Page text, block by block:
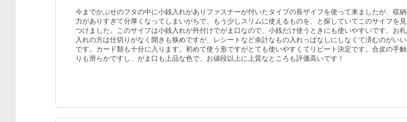
今までかぶせのフタの中に小銭入れがありファスナーが付いたタイプの長ザイフを使って来ましたが、収納
力がありすぎて分厚くなってしまいがちで、もう少しスリムに使えるものを、と探していてこのサイフを見
つけました。このサイフは小銭入れが外付けでがま口なので、小銭だけ使うときにも使いやすいです。お札
入れの方は仕切りがなく開きも狭めですが、レシートなど余計なもの入れっぱなしにしなくて済むのがいい
です。カード類も十分に入ります。初めて使う形ですがとても使いやすくてリピート決定です。合皮の手触
りも滑らかですし、がま口も上品な色で、お値段以上に上質なところも評価高いです！